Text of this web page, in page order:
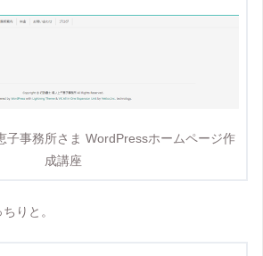
子事務所さま WordPressホームページ作
成講座
りと。